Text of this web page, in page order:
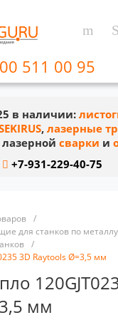
511 00 95
в наличии:
, лазерные
сварки и
+7-931-229-40-75
/
для станков по металлу
/
3D Raytools Ø=3,5 мм
мм